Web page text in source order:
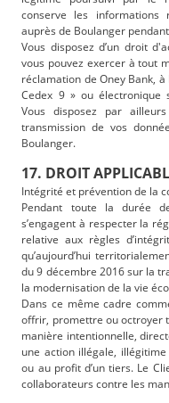
conserve les informations
auprès de Boulanger
Vous disposez d’un droit
vous pouvez exercer à tout
réclamation de Oney Bank, à
Cedex 9 » ou électronique
Vous disposez par
transmission de vos
Boulanger.
17. DROIT
Intégrité et prévention de la
Pendant toute la durée
s’engagent à respecter la
relative aux règles
qu’aujourd’hui
du 9 décembre 2016 sur la
la modernisation de la vie
Dans ce même cadre
offrir, promettre ou octroyer
manière intentionnelle,
une action illégale,
ou au profit d’un tiers. Le
collaborateurs contre les